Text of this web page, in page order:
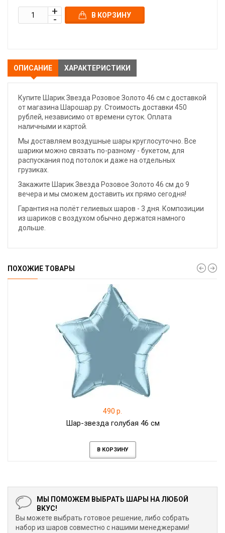
В КОРЗИНУ
ОПИСАНИЕ ХАРАКТЕРИСТИКИ
Купите Шарик Звезда Розовое Золото 46 см с доставкой
от магазина Шарошар.ру. Стоимость доставки 450
рублей, независимо от времени суток. Оплата
наличными и картой.
Мы доставляем воздушные шары круглосуточно. Все
шарики можно связать по-разному - букетом, для
распускания под потолок и даже на отдельных
грузиках.
Закажите Шарик Звезда Розовое Золото 46 см до 9
вечера и мы сможем доставить их прямо сегодня!
Гарантия на полёт гелиевых шаров - 3 дня. Композиции
из шариков с воздухом обычно держатся намного
дольше.
ПОХОЖИЕ ТОВАРЫ
490 р.
Шар-звезда голубая 46 см
В КОРЗИНУ
МЫ ПОМОЖЕМ ВЫБРАТЬ ШАРЫ НА ЛЮБОЙ
ВКУС!
Вы можете выбрать готовое решение, либо собрать
набор из шаров совместно с нашими менеджерами!